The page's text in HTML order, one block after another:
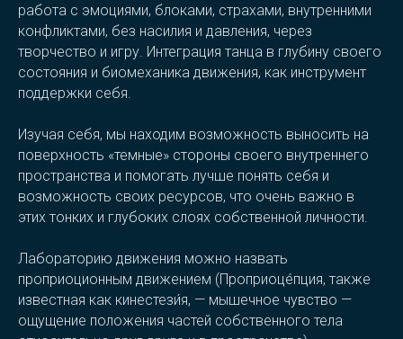
работа с эмоциями, блоками, страхами, внутренними
конфликтами, без насилия и давления, через
творчество и игру. Интеграция танца в глубину своего
состояния и биомеханика движения, как инструмент
поддержки себя.
Изучая себя, мы находим возможность выносить на
поверхность «темные» стороны своего внутреннего
пространства и помогать лучше понять себя и
возможность своих ресурсов, что очень важно в
этих тонких и глубоких слоях собственной личности.
Лабораторию движения можно назвать
проприоционным движением (Проприоце́пция, также
известная как кинестези́я, — мышечное чувство —
ощущение положения частей собственного тела